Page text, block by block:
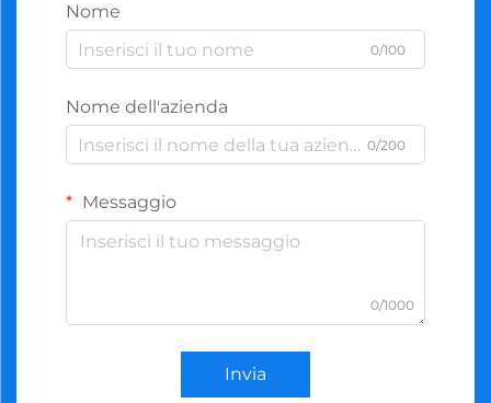
Nome
0/100
Nome dell'azienda
0/200
Messaggio
0/1000
Invia